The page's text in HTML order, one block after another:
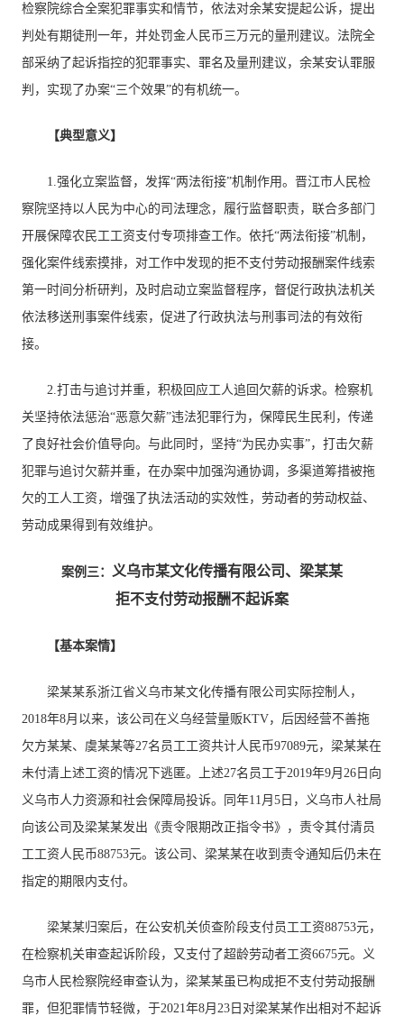
检察院综合全案犯罪事实和情节，依法对余某安提起公诉，提出
判处有期徒刑一年，并处罚金人民币三万元的量刑建议。法院全
部采纳了起诉指控的犯罪事实、罪名及量刑建议，余某安认罪服
判，实现了办案“三个效果”的有机统一。
【典型意义】
1.强化立案监督，发挥“两法衔接”机制作用。晋江市人民检
察院坚持以人民为中心的司法理念，履行监督职责，联合多部门
开展保障农民工工资支付专项排查工作。依托“两法衔接”机制，
强化案件线索摸排，对工作中发现的拒不支付劳动报酬案件线索
第一时间分析研判，及时启动立案监督程序，督促行政执法机关
依法移送刑事案件线索，促进了行政执法与刑事司法的有效衔
接。
2.打击与追讨并重，积极回应工人追回欠薪的诉求。检察机
关坚持依法惩治“恶意欠薪”违法犯罪行为，保障民生民利，传递
了良好社会价值导向。与此同时，坚持“为民办实事”，打击欠薪
犯罪与追讨欠薪并重，在办案中加强沟通协调，多渠道筹措被拖
欠的工人工资，增强了执法活动的实效性，劳动者的劳动权益、
劳动成果得到有效维护。
案例三：
义乌市某文化传播有限公司、梁某某
拒不支付劳动报酬不起诉案
【基本案情】
梁某某系浙江省义乌市某文化传播有限公司实际控制人，
2018年8月以来，该公司在义乌经营量贩KTV，后因经营不善拖
欠方某某、虞某某等27名员工工资共计人民币97089元，梁某某在
未付清上述工资的情况下逃匿。上述27名员工于2019年9月26日向
义乌市人力资源和社会保障局投诉。同年11月5日，义乌市人社局
向该公司及梁某某发出《责令限期改正指令书》，责令其付清员
工工资人民币88753元。该公司、梁某某在收到责令通知后仍未在
指定的期限内支付。
梁某某归案后，在公安机关侦查阶段支付员工工资88753元，
在检察机关审查起诉阶段，又支付了超龄劳动者工资6675元。义
乌市人民检察院经审查认为，梁某某虽已构成拒不支付劳动报酬
罪，但犯罪情节轻微，于2021年8月23日对梁某某作出相对不起诉